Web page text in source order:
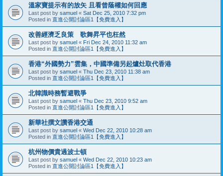
溫家寶提示有的放矢 且看曾蔭權如何回應
Last post by samuel « Sat Dec 25, 2010 7:32 pm
Posted in 直進公開討論區1【免費進入】
改善經濟乏良策 歌舞昇平也枉然
Last post by samuel « Fri Dec 24, 2010 11:32 am
Posted in 直進公開討論區1【免費進入】
香港“外國勢力”雲集，中國準備另起爐灶取代香港
Last post by samuel « Thu Dec 23, 2010 11:38 am
Posted in 直進公開討論區1【免費進入】
北韓識時務暫避戰爭
Last post by samuel « Thu Dec 23, 2010 9:52 am
Posted in 直進公開討論區1【免費進入】
新華社撰文讚香港交通
Last post by samuel « Wed Dec 22, 2010 10:28 am
Posted in 直進公開討論區1【免費進入】
杭州物價貴過波士頓
Last post by samuel « Wed Dec 22, 2010 10:23 am
Posted in 直進公開討論區1【免費進入】